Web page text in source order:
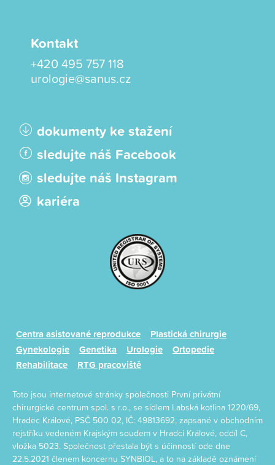
Kontakt
+420 495 757 118
urologie@sanus.cz
dokumenty ke stažení
sledujte náš Facebook
sledujte náš Instagram
kariéra
Centra asistované reprodukce
Plastická chirurgie
Gynekologie
Genetika Urologie
Ortopedie
Rehabilitace
RTG pracoviště
Toto jsou internetové stránky společnosti První privátní
chirurgické centrum spol. s r.o., se sídlem Labská kotlina 1220/69,
Hradec Králové, PSČ 500 02, IČ: 49813692, zapsané v obchodním
rejstříku vedeném Krajským soudem v Hradci Králové, oddíl C,
vložka 5023. Společnost přestala být s účinností ode dne
22.5.2021 členem koncernu SYNBIOL, a to na základě oznámení